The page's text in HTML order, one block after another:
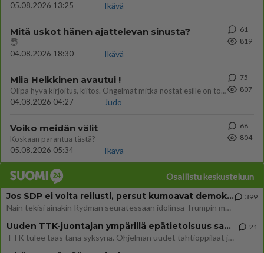
05.08.2026 13:25
Ikävä
Mitä uskot hänen ajattelevan sinusta?
😇
04.08.2026 18:30
Ikävä
61
819
Miia Heikkinen avautui !
Olipa hyvä kirjoitus, kiitos. Ongelmat mitkä nostat esille on todellisia ja tämä ylimielisyys totta ja se näkyy kaikessa
04.08.2026 04:27
Judo
75
807
Voiko meidän välit
Koskaan parantua tästä?
05.08.2026 05:34
Ikävä
68
804
Osallistu keskusteluun
Jos SDP ei voita reilusti, persut kumoavat demokratian Suomesta
Näin tekisi ainakin Rydman seuratessaan idolinsa Trumpin mallia https://www.is.fi/politiikka/art-2000012187244.html
399
Uuden TTK-juontajan ympärillä epätietoisuus sakenee - Nyt MTV hämmentää soppaa
TTK tulee taas tänä syksynä. Ohjelman uudet tähtioppilaat julkistetaan torstaina 6. elokuuta klo 14 alkavassa lehdistö
21